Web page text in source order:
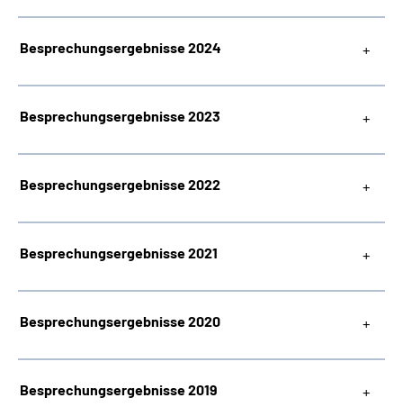
Besprechungsergebnisse 2024
Besprechungsergebnisse 2023
Besprechungsergebnisse 2022
Besprechungsergebnisse 2021
Besprechungsergebnisse 2020
Besprechungsergebnisse 2019